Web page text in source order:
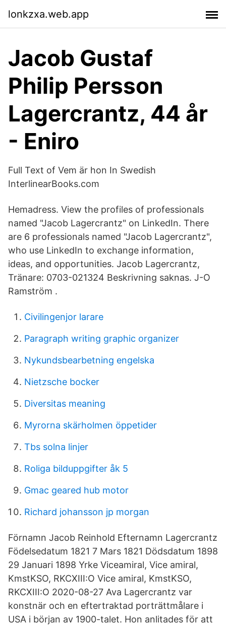
lonkzxa.web.app
Jacob Gustaf
Philip Persson
Lagercrantz, 44 år
- Eniro
Full Text of Vem är hon In Swedish
InterlinearBooks.com
Hemadress. View the profiles of professionals
named "Jacob Lagercrantz" on LinkedIn. There
are 6 professionals named "Jacob Lagercrantz",
who use LinkedIn to exchange information,
ideas, and opportunities. Jacob Lagercrantz,
Tränare: 0703-021324 Beskrivning saknas. J-O
Ramström .
Civilingenjor larare
Paragraph writing graphic organizer
Nykundsbearbetning engelska
Nietzsche bocker
Diversitas meaning
Myrorna skärholmen öppetider
Tbs solna linjer
Roliga bilduppgifter åk 5
Gmac geared hub motor
Richard johansson jp morgan
Förnamn Jacob Reinhold Efternamn Lagercrantz
Födelsedatum 1821 7 Mars 1821 Dödsdatum 1898
29 Januari 1898 Yrke Viceamiral, Vice amiral,
KmstKSO, RKCXIII:O Vice amiral, KmstKSO,
RKCXIII:O 2020-08-27 Ava Lagercrantz var
konstnär och en eftertraktad porträttmålare i
USA i början av 1900-talet. Hon anlitades för att